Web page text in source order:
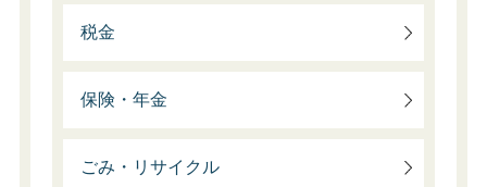
税金
保険・年金
ごみ・リサイクル